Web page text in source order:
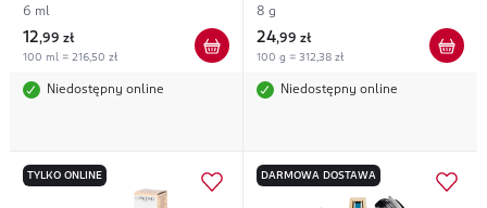
6 ml
12,99 zł
100 ml = 216,50 zł
Niedostępny online
8 g
24,99 zł
100 g = 312,38 zł
Niedostępny online
TYLKO ONLINE DARMOWA DOSTAWA